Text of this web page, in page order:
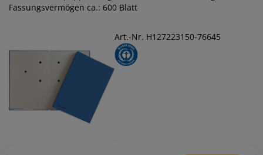
Fassungsvermögen ca.: 600 Blatt
Art.-Nr. H127223150-76645